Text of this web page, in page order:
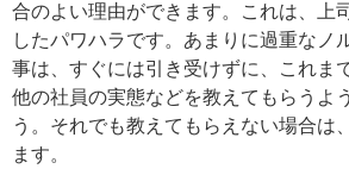
合のよい理由ができます。これは、上
したパワハラです。あまりに過重なノ
事は、すぐには引き受けずに、これま
他の社員の実態などを教えてもらうよ
う。それでも教えてもらえない場合は
ます。